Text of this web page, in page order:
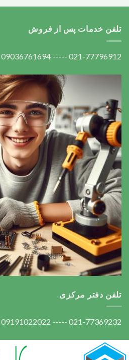
تلفن خدمات پس از فروش
021-77796912 ----- 09036761694
تلفن دفتر مرکزی
021-77369232 ----- 09191022022